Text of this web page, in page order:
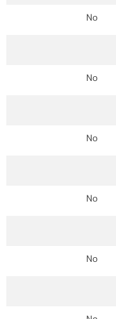
No
No
No
No
No